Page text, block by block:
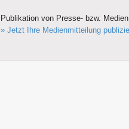
Publikation von Presse- bzw.
» Jetzt Ihre Medienmitteilung